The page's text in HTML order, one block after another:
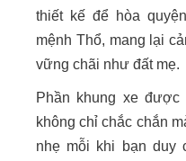
thiết kế để hòa
mệnh Thổ, mang lại
vững chãi như đất mẹ.
Phần khung xe
không chỉ chắc chắn
nhẹ mỗi khi bạn duy